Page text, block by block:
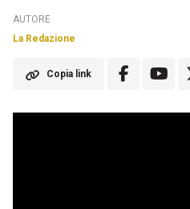
AUTORE
La Redazione
Copia link